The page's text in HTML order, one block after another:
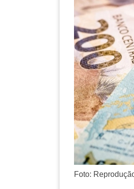
Foto: